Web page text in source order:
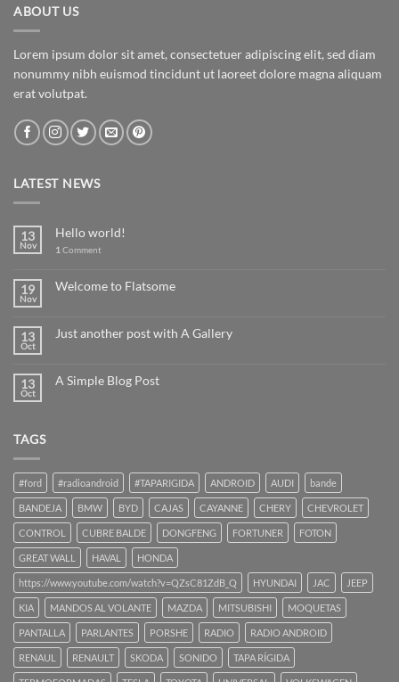
ABOUT US
Lorem ipsum dolor sit amet, consectetuer adipiscing elit, sed diam
nonummy nibh euismod tincidunt ut laoreet dolore magna aliquam
erat volutpat.
LATEST NEWS
13
Nov
Hello world!
1 Comment
19
Nov
Welcome to Flatsome
13
Oct
Just another post with A Gallery
13
Oct
A Simple Blog Post
TAGS
#ford #radioandroid #TAPARIGIDA ANDROID AUDI bande
BANDEJA BMW BYD CAJAS CAYANNE CHERY CHEVROLET
CONTROL CUBRE BALDE DONGFENG FORTUNER FOTON
GREAT WALL HAVAL HONDA
https://www.youtube.com/watch?v=QZsC81ZdB_Q HYUNDAI JAC JEEP
KIA MANDOS AL VOLANTE MAZDA MITSUBISHI MOQUETAS
PANTALLA PARLANTES PORSHE RADIO RADIO ANDROID
RENAUL RENAULT SKODA SONIDO TAPA RÍGIDA